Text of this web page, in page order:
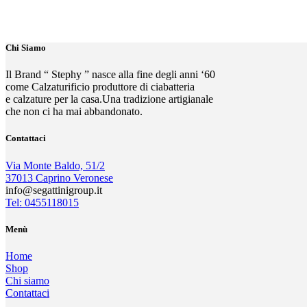
Chi Siamo
Il Brand “ Stephy ” nasce alla fine degli anni ‘60
come Calzaturificio produttore di ciabatteria
e calzature per la casa.Una tradizione artigianale
che non ci ha mai abbandonato.
Contattaci
Via Monte Baldo, 51/2
37013 Caprino Veronese
info@segattinigroup.it
Tel: 0455118015
Menù
Home
Shop
Chi siamo
Contattaci